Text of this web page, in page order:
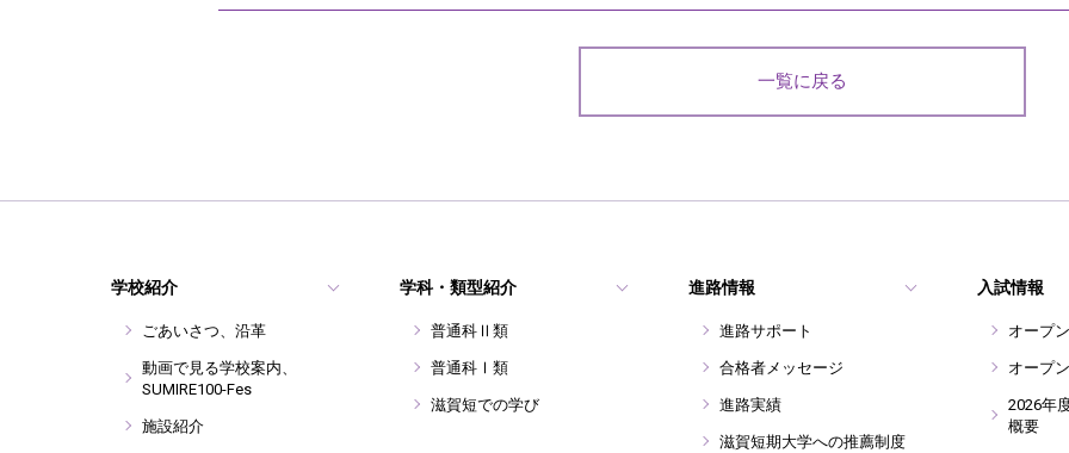
一覧に戻る
学校紹介
ごあいさつ、沿革
動画で見る学校案内、
SUMIRE100-Fes
施設紹介
学科・類型紹介
普通科Ⅱ類
普通科Ⅰ類
滋賀短での学び
進路情報
進路サポート
合格者メッセージ
進路実績
滋賀短期大学への推薦制度
入試情報
オープ
オープ
2026年
概要